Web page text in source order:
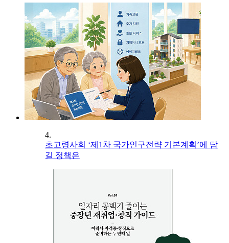
4.
초고령사회 ‘제1차 국가인구전략 기본계획’에 담
길 정책은